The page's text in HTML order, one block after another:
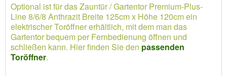
Optional ist für das Zauntür / Gartentor Premium-Plus-
Line 8/6/8 Anthrazit Breite 125cm x Höhe 120cm ein
elektrischer Toröffner erhältlich, mit dem man das
Gartentor bequem per Fernbedienung öffnen und
schließen kann. Hier finden Sie den passenden
Toröffner.